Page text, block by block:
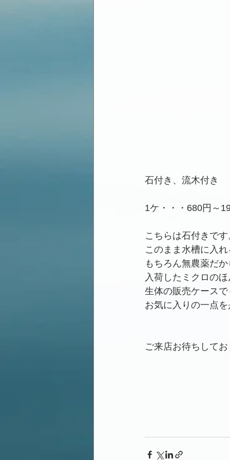
石付き、流木付き
1ケ・・・680円～
こちらは石付きです
このまま水槽に入
もちろん無農薬だ
入荷したミクロの
生体の販売ケース
お気に入りの一点
ご来店お待ちして